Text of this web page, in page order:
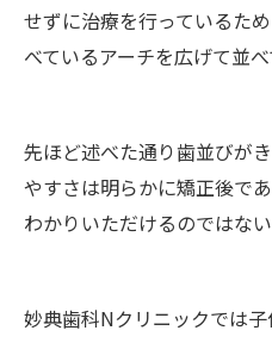
せずに治療を行っているた
べているアーチを広げて並べ
先ほど述べた通り歯並びが
やすさは明らかに矯正後で
わかりいただけるのではない
妙典歯科Nクリニックでは